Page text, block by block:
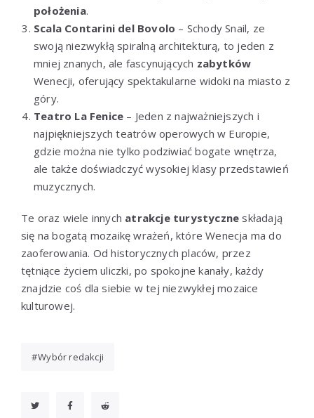
położenia.
Scala Contarini del Bovolo – Schody Snail, ze
swoją niezwykłą spiralną architekturą, to jeden z
mniej znanych, ale fascynujących zabytków
Wenecji, oferujący spektakularne widoki na miasto z
góry.
Teatro La Fenice – Jeden z najważniejszych i
najpiękniejszych teatrów operowych w Europie,
gdzie można nie tylko podziwiać bogate wnętrza,
ale także doświadczyć wysokiej klasy przedstawień
muzycznych.
Te oraz wiele innych atrakcje turystyczne składają
się na bogatą mozaikę wrażeń, które Wenecja ma do
zaoferowania. Od historycznych placów, przez
tętniące życiem uliczki, po spokojne kanały, każdy
znajdzie coś dla siebie w tej niezwykłej mozaice
kulturowej.
Wybór redakcji